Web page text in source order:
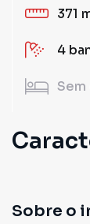
371
4
Sem
Sobre o